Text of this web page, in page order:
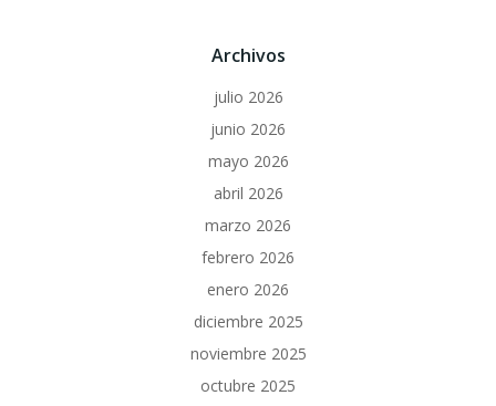
Archivos
julio 2026
junio 2026
mayo 2026
abril 2026
marzo 2026
febrero 2026
enero 2026
diciembre 2025
noviembre 2025
octubre 2025